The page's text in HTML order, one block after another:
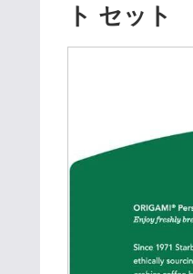
ト セット